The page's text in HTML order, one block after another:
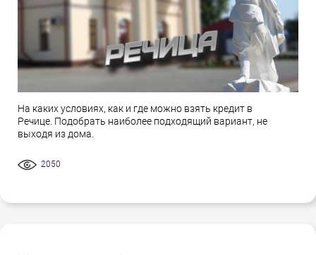
На каких условиях, как и где можно взять кредит в
Речице. Подобрать наиболее подходящий вариант, не
выходя из дома.
2050